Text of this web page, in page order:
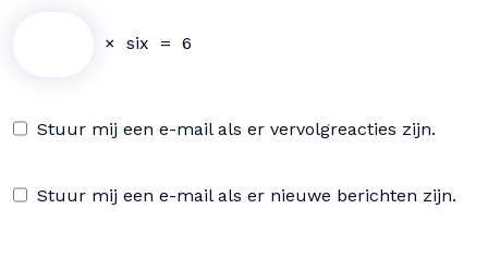
× six = 6
Stuur mij een e-mail als er vervolgreacties zijn.
Stuur mij een e-mail als er nieuwe berichten zijn.